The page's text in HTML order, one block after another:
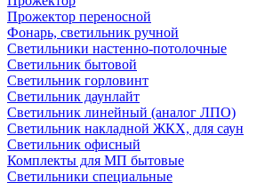
Прожектор переносной
Фонарь, светильник ручной
Светильники настенно-потолочные
Светильник бытовой
Светильник горловинт
Светильник даунлайт
Светильник линейный (аналог ЛПО)
Светильник накладной ЖКХ, для саун
Светильник офисный
Комплекты для МП бытовые
Светильники специальные